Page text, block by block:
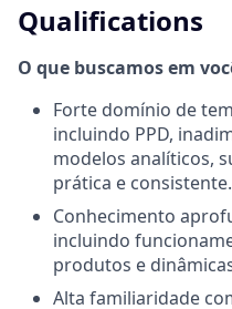
Qualifications
O que buscamos em
Forte domínio de
incluindo PPD,
modelos analíticos,
prática e consistente.
Conhecimento
incluindo
produtos e
Alta familiaridade